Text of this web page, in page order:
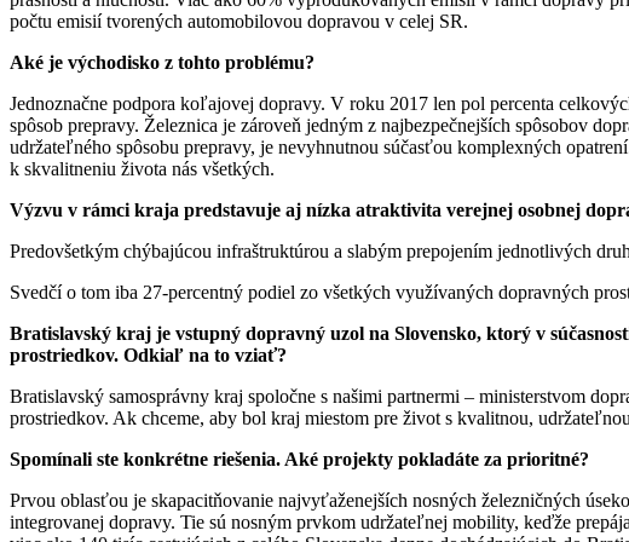
počtu emisií tvorených automobilovou dopravou v celej SR.
Aké je východisko z tohto problému?
Jednoznačne podpora koľajovej dopravy. V roku 2017 len pol percenta
spôsob prepravy. Železnica je zároveň jedným z najbezpečnejších spôsobov
udržateľného spôsobu prepravy, je nevyhnutnou súčasťou komplexných
k skvalitneniu života nás všetkých.
Výzvu v rámci kraja predstavuje aj nízka atraktivita verejnej osobnej
Predovšetkým​ chýbajúcou infraštruktúrou a slabým prepojením jednotlivých
Svedčí o tom iba 27-percentný podiel zo všetkých využívaných dopravných
Bratislavský kraj je vstupný dopravný uzol na Slovensko, ktorý v
prostriedkov. Odkiaľ na to vziať?
Bratislavský samosprávny kraj spoločne s našimi partnermi – ministerstvom
prostriedkov. Ak chceme, aby bol kraj miestom pre život s kvalitnou,
Spomínali ste konkrétne riešenia. Aké projekty pokladáte za prioritné?
Prvou oblasťou je skapacitňovanie najvyťaženejších nosných železničných
integrovanej dopravy. Tie sú nosným prvkom udržateľnej mobility, keďže